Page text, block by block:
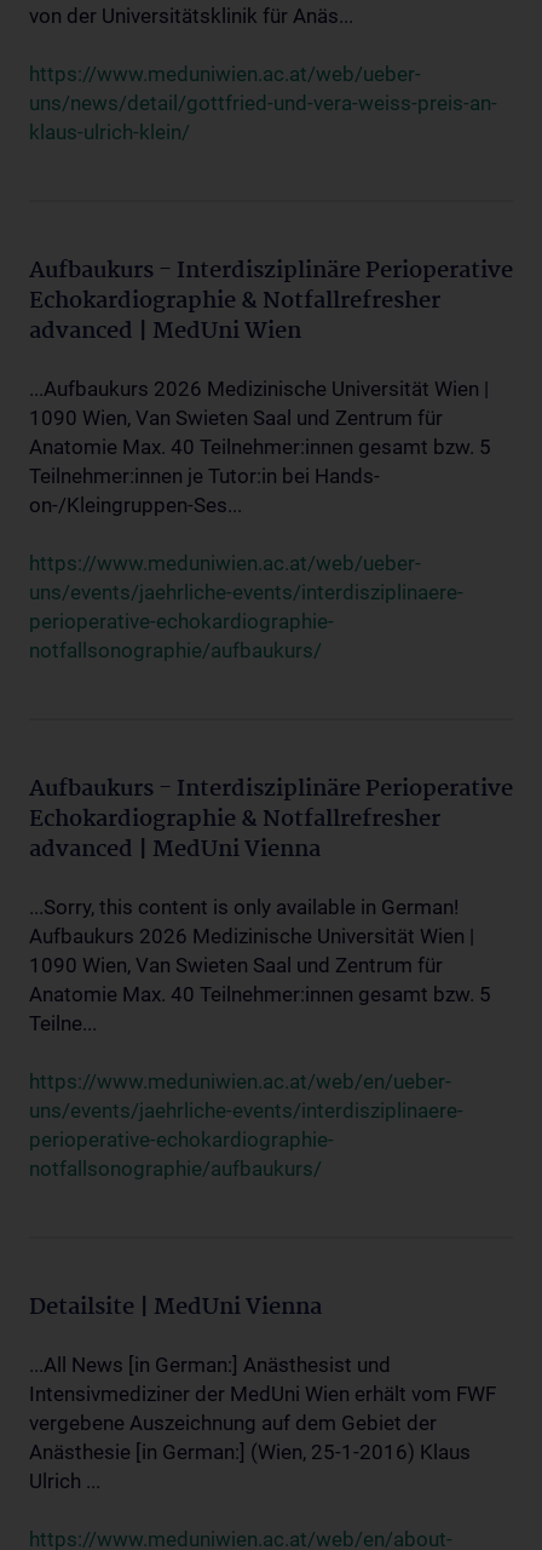
von der Universitätsklinik für Anäs...
https://www.meduniwien.ac.at/web/ueber-
uns/news/detail/gottfried-und-vera-weiss-preis-an-
klaus-ulrich-klein/
Aufbaukurs - Interdisziplinäre Perioperative
Echokardiographie & Notfallrefresher
advanced | MedUni Wien
...Aufbaukurs 2026 Medizinische Universität Wien |
1090 Wien, Van Swieten Saal und Zentrum für
Anatomie Max. 40 Teilnehmer:innen gesamt bzw. 5
Teilnehmer:innen je Tutor:in bei Hands-
on-/Kleingruppen-Ses...
https://www.meduniwien.ac.at/web/ueber-
uns/events/jaehrliche-events/interdisziplinaere-
perioperative-echokardiographie-
notfallsonographie/aufbaukurs/
Aufbaukurs - Interdisziplinäre Perioperative
Echokardiographie & Notfallrefresher
advanced | MedUni Vienna
...Sorry, this content is only available in German!
Aufbaukurs 2026 Medizinische Universität Wien |
1090 Wien, Van Swieten Saal und Zentrum für
Anatomie Max. 40 Teilnehmer:innen gesamt bzw. 5
Teilne...
https://www.meduniwien.ac.at/web/en/ueber-
uns/events/jaehrliche-events/interdisziplinaere-
perioperative-echokardiographie-
notfallsonographie/aufbaukurs/
Detailsite | MedUni Vienna
...All News [in German:] Anästhesist und
Intensivmediziner der MedUni Wien erhält vom FWF
vergebene Auszeichnung auf dem Gebiet der
Anästhesie [in German:] (Wien, 25-1-2016) Klaus
Ulrich ...
https://www.meduniwien.ac.at/web/en/about-